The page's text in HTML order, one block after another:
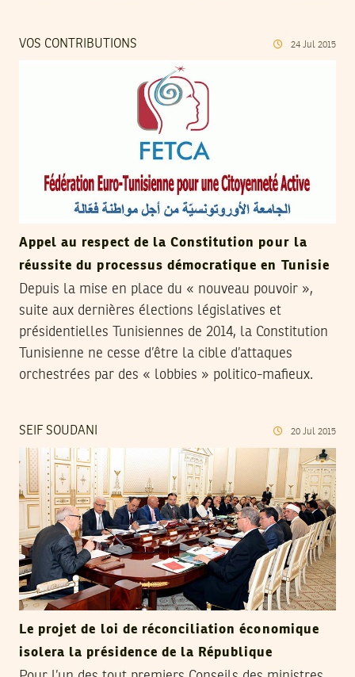
VOS CONTRIBUTIONS 24 Jul 2015
Appel au respect de la Constitution pour la
réussite du processus démocratique en Tunisie
Depuis la mise en place du « nouveau pouvoir »,
suite aux dernières élections législatives et
présidentielles Tunisiennes de 2014, la Constitution
Tunisienne ne cesse d’être la cible d’attaques
orchestrées par des « lobbies » politico-mafieux.
SEIF SOUDANI 20 Jul 2015
Le projet de loi de réconciliation économique
isolera la présidence de la République